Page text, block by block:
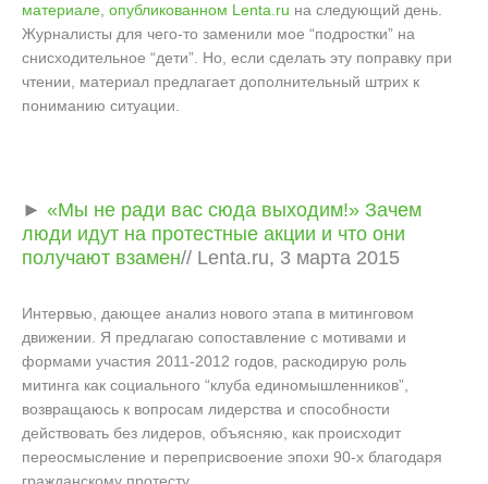
материале, опубликованном Lenta.ru на следующий день.
Журналисты для чего-то заменили мое “подростки” на
снисходительное “дети”. Но, если сделать эту поправку при
чтении, материал предлагает дополнительный штрих к
пониманию ситуации.
► «Мы не ради вас сюда выходим!» Зачем
люди идут на протестные акции и что они
получают взамен// Lenta.ru, 3 марта 2015
Интервью, дающее анализ нового этапа в митинговом
движении. Я предлагаю сопоставление с мотивами и
формами участия 2011-2012 годов, раскодирую роль
митинга как социального “клуба единомышленников”,
возвращаюсь к вопросам лидерства и способности
действовать без лидеров, объясняю, как происходит
переосмысление и переприсвоение эпохи 90-х благодаря